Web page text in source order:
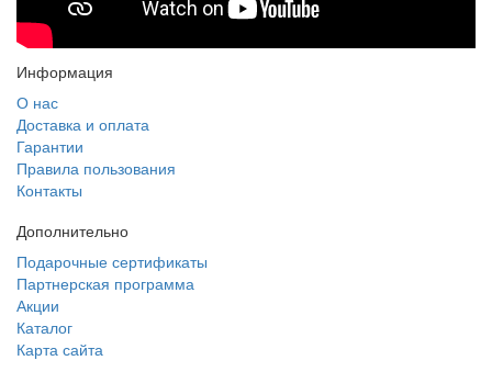
Информация
О нас
Доставка и оплата
Гарантии
Правила пользования
Контакты
Дополнительно
Подарочные сертификаты
Партнерская программа
Акции
Каталог
Карта сайта